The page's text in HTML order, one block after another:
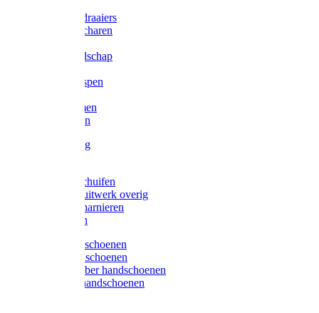
Schroevendraaiers
Tangen / Scharen
Meetgereedschap
Vijlen / Raspen
Lijmklemmen
Waterpassen
Bouwbeslag
Grendels/schuifen
Hang en sluitwerk overig
Hengen/scharnieren
Scharnieren
Latex handschoenen
Leren handschoenen
PVC / Rubber handschoenen
Katoenen handschoenen